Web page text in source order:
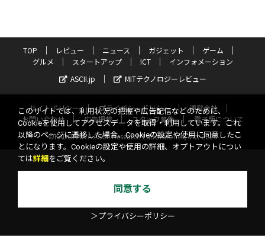
TOP レビュー ニュース ガジェット
ゲーム
グルメ
スタートアップ ICT
インフォメーション
ASCII.jp
MITテクノロジーレビュー
サイトポリシー プライバシーポリシー
運営会社
お問い合わせ
広告掲載 スタッフ募集
電子版について
©KADOKAWA ASCII Research Laboratories, Inc. 2026
このサイトでは、利用状況の把握や広告配信などのために、
Cookieを使用してアクセスデータを取得・利用しています。これ
以降のページに遷移した場合、Cookieの設定や使用に同意したこ
とになります。Cookieの設定や使用の詳細、オプトアウトについ
ては詳細 をご覧ください。
同意する
＞プライバシーポリシー